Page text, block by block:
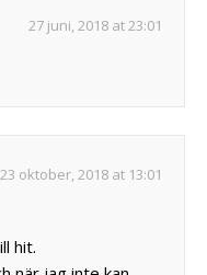
27 juni, 2018 at 23:01
23 oktober, 2018 at 13:01
hit.